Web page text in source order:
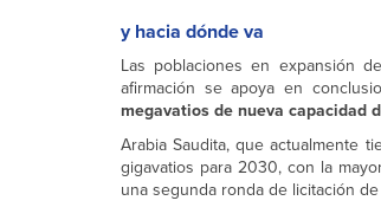
y hacia dónde va
Las poblaciones en expansión
afirmación se apoya en
megavatios de nueva capacidad
Arabia Saudita, que actualmente
gigavatios para 2030, con la
una segunda ronda de licitación